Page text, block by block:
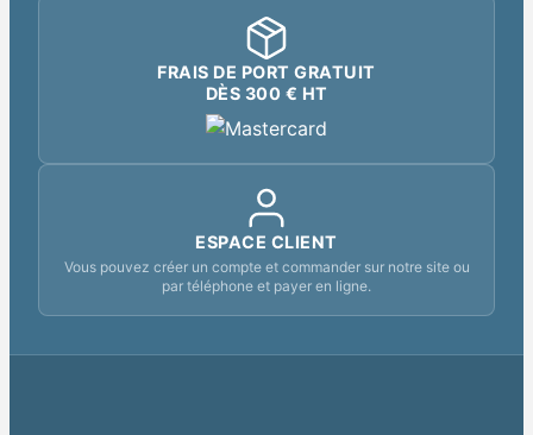
FRAIS DE PORT GRATUIT
DÈS 300 € HT
ESPACE CLIENT
Vous pouvez créer un compte et commander sur notre site ou
par téléphone et payer en ligne.